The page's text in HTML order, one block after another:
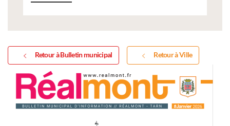
Retour à Bulletin municipal Retour à Ville